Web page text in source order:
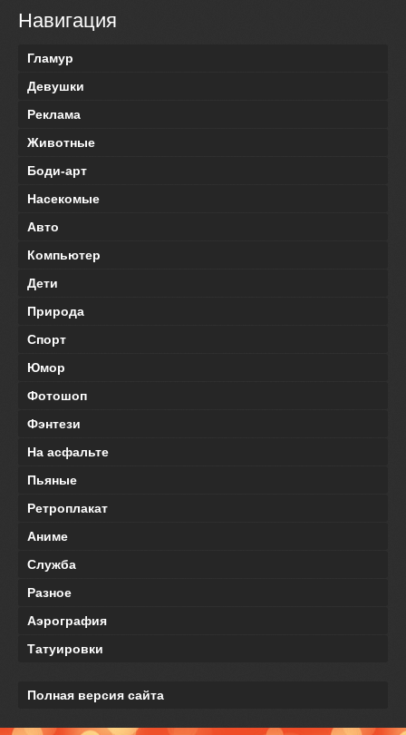
Навигация
Гламур
Девушки
Реклама
Животные
Боди-арт
Насекомые
Авто
Компьютер
Дети
Природа
Спорт
Юмор
Фотошоп
Фэнтези
На асфальте
Пьяные
Ретроплакат
Аниме
Служба
Разное
Аэрография
Татуировки
Полная версия сайта